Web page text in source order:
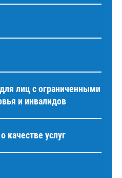
лиц с ограниченными
и инвалидов
качестве услуг